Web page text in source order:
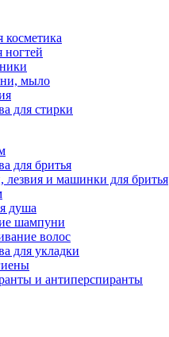
косметика
ногтей
мыло
для стирки
для бритья
лезвия и машинки для бритья
душа
шампуни
волос
для укладки
и антиперспиранты